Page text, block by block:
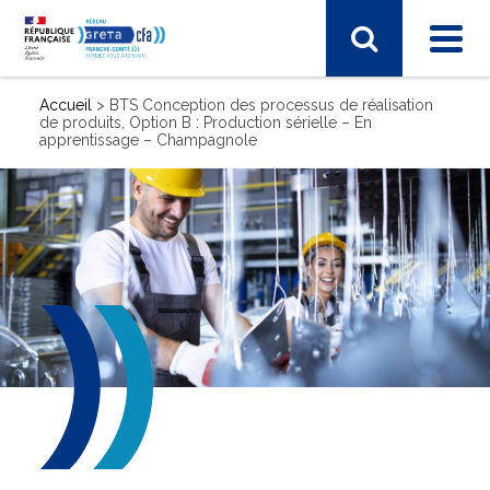
SECTEUR D'ACTIVITÉ
Sciences humaines, langues, pédagogie, information
communication
Sport, hôtellerie, restauration, tourisme
Vie et gestion des organisations
Transport – Logistique
Arts, spectacle, industries créatives
BTP - bâtiment travaux publics
Commerce, marketing, finance
Electronique, informatique, télécomunication
Accueil > BTS Conception des processus de réalisation
de produits, Option B : Production sérielle – En
apprentissage – Champagnole